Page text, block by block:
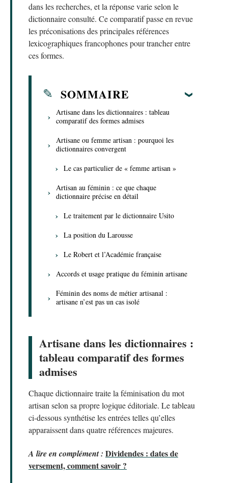
dans les recherches, et la réponse varie selon le
dictionnaire consulté. Ce comparatif passe en revue
les préconisations des principales références
lexicographiques francophones pour trancher entre
ces formes.
SOMMAIRE
Artisane dans les dictionnaires : tableau
comparatif des formes admises
Artisane ou femme artisan : pourquoi les
dictionnaires convergent
Le cas particulier de « femme artisan »
Artisan au féminin : ce que chaque
dictionnaire précise en détail
Le traitement par le dictionnaire Usito
La position du Larousse
Le Robert et l’Académie française
Accords et usage pratique du féminin artisane
Féminin des noms de métier artisanal :
artisane n’est pas un cas isolé
Artisane dans les dictionnaires :
tableau comparatif des formes
admises
Chaque dictionnaire traite la féminisation du mot
artisan selon sa propre logique éditoriale. Le tableau
ci-dessous synthétise les entrées telles qu’elles
apparaissent dans quatre références majeures.
A lire en complément : Dividendes : dates de
versement, comment savoir ?